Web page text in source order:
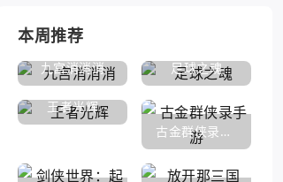
本周推荐
九宫消消消 足球之魂
王者光辉
古金群侠录手游